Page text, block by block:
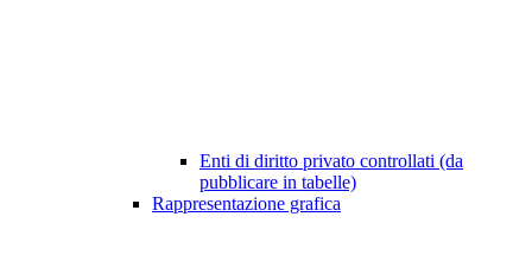
Enti di diritto privato controllati (da
pubblicare in tabelle)
Rappresentazione grafica